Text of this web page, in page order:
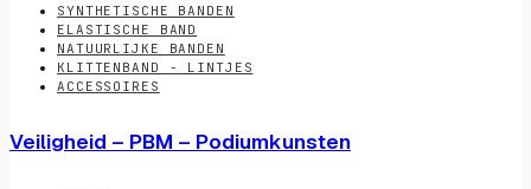
SYNTHETISCHE BANDEN
ELASTISCHE BAND
NATUURLIJKE BANDEN
KLITTENBAND - LINTJES
ACCESSOIRES
Veiligheid – PBM – Podiumkunsten